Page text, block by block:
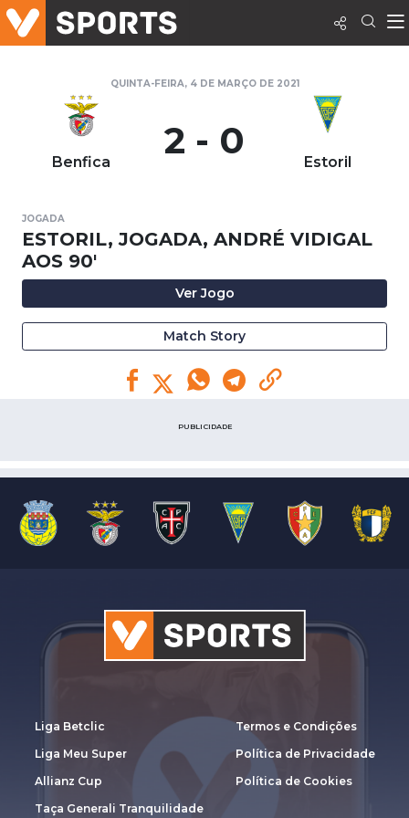
QUINTA-FEIRA, 4 DE MARÇO DE 2021
Benfica 2 - 0 Estoril
JOGADA
ESTORIL, JOGADA, ANDRÉ VIDIGAL
AOS 90'
Ver Jogo
Match Story
PUBLICIDADE
Liga Betclic
Liga Meu Super
Allianz Cup
Taça Generali Tranquilidade
Termos e Condições
Política de Privacidade
Política de Cookies